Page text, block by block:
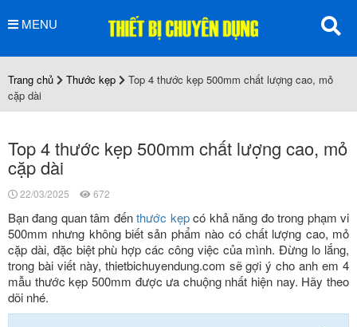
MENU
Trang chủ Thước kẹp
Top 4 thước kẹp 500mm chất lượng cao, mỏ
cặp dài
Top 4 thước kẹp 500mm chất lượng cao, mỏ
cặp dài
22/03/2025 672
Bạn đang quan tâm đếnthước kẹpcó khả năng đo trong phạm vi
500mm nhưng không biết sản phẩm nào có chất lượng cao, mỏ
cặp dài, đặc biệt phù hợp các công việc của mình. Đừng lo lắng,
trong bài viết này, thietbichuyendung.com sẽ gợi ý cho anh em 4
mẫu thước kẹp 500mm được ưa chuộng nhất hiện nay. Hãy theo
dõi nhé.